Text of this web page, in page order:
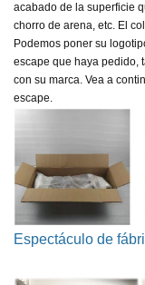
acabado de la superficie
chorro de arena, etc. El
Podemos poner su
escape que haya pedido,
con su marca. Vea a
escape.
Espectáculo de